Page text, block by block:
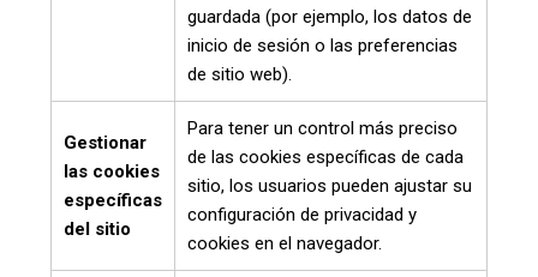
guardada (por ejemplo, los datos de
inicio de sesión o las preferencias
de sitio web).
Gestionar
las cookies
específicas
del sitio
Para tener un control más preciso
de las cookies específicas de cada
sitio, los usuarios pueden ajustar su
configuración de privacidad y
cookies en el navegador.